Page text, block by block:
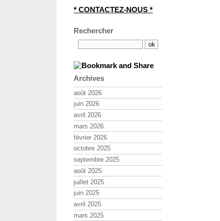
* CONTACTEZ-NOUS *
Rechercher
Archives
août 2026
juin 2026
avril 2026
mars 2026
février 2026
octobre 2025
septembre 2025
août 2025
juillet 2025
juin 2025
avril 2025
mars 2025